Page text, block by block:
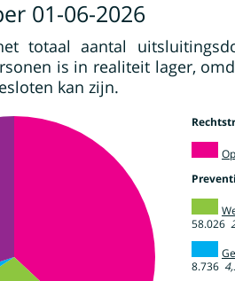
01-06-2026
totaal aantal
is in realiteit lager,
kan zijn.
58.026
8.736